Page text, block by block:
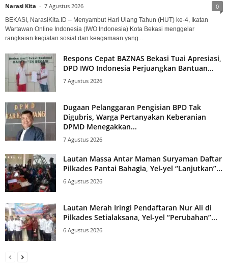
Narasi Kita - 7 Agustus 2026 0
BEKASI, NarasiKita.ID – Menyambut Hari Ulang Tahun (HUT) ke-4, Ikatan
Wartawan Online Indonesia (IWO Indonesia) Kota Bekasi menggelar
rangkaian kegiatan sosial dan keagamaan yang...
Respons Cepat BAZNAS Bekasi Tuai Apresiasi,
DPD IWO Indonesia Perjuangkan Bantuan...
7 Agustus 2026
Dugaan Pelanggaran Pengisian BPD Tak
Digubris, Warga Pertanyakan Keberanian
DPMD Menegakkan...
7 Agustus 2026
Lautan Massa Antar Maman Suryaman Daftar
Pilkades Pantai Bahagia, Yel-yel “Lanjutkan”...
6 Agustus 2026
Lautan Merah Iringi Pendaftaran Nur Ali di
Pilkades Setialaksana, Yel-yel “Perubahan”...
6 Agustus 2026